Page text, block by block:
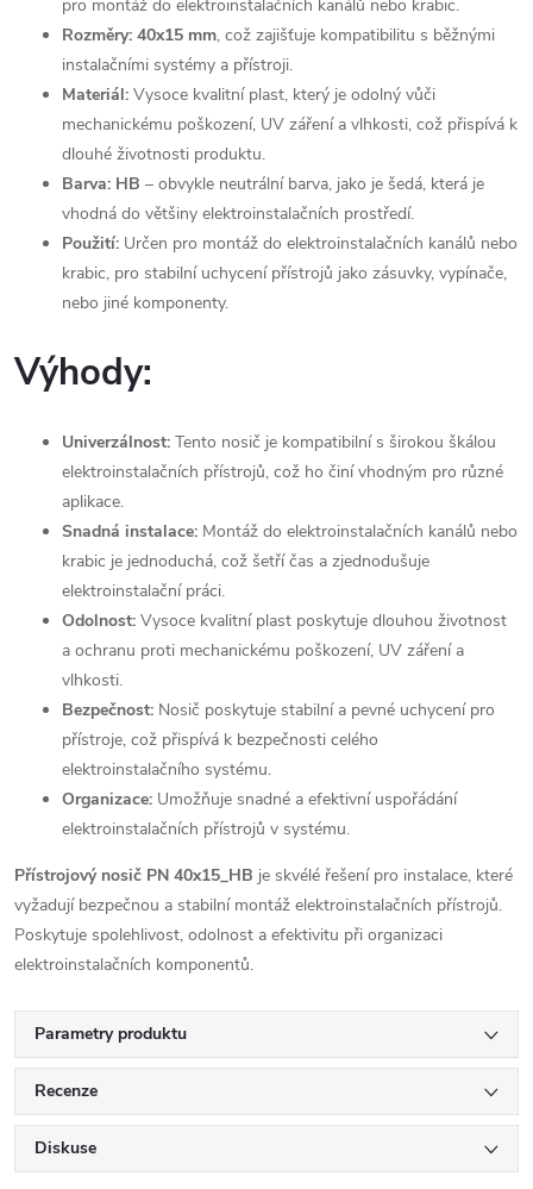
pro montáž do elektroinstalačních kanálů nebo krabic.
Rozměry: 40x15 mm, což zajišťuje kompatibilitu s běžnými
instalačními systémy a přístroji.
Materiál: Vysoce kvalitní plast, který je odolný vůči
mechanickému poškození, UV záření a vlhkosti, což přispívá k
dlouhé životnosti produktu.
Barva: HB – obvykle neutrální barva, jako je šedá, která je
vhodná do většiny elektroinstalačních prostředí.
Použití: Určen pro montáž do elektroinstalačních kanálů nebo
krabic, pro stabilní uchycení přístrojů jako zásuvky, vypínače,
nebo jiné komponenty.
Výhody:
Univerzálnost: Tento nosič je kompatibilní s širokou škálou
elektroinstalačních přístrojů, což ho činí vhodným pro různé
aplikace.
Snadná instalace: Montáž do elektroinstalačních kanálů nebo
krabic je jednoduchá, což šetří čas a zjednodušuje
elektroinstalační práci.
Odolnost: Vysoce kvalitní plast poskytuje dlouhou životnost
a ochranu proti mechanickému poškození, UV záření a
vlhkosti.
Bezpečnost: Nosič poskytuje stabilní a pevné uchycení pro
přístroje, což přispívá k bezpečnosti celého
elektroinstalačního systému.
Organizace: Umožňuje snadné a efektivní uspořádání
elektroinstalačních přístrojů v systému.
Přístrojový nosič PN 40x15_HB je skvélé řešení pro instalace, které
vyžadují bezpečnou a stabilní montáž elektroinstalačních přístrojů.
Poskytuje spolehlivost, odolnost a efektivitu při organizaci
elektroinstalačních komponentů.
Parametry produktu
Recenze
Diskuse